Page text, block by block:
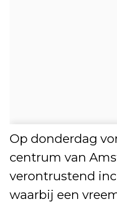
Op donderdag
centrum van
verontrustend
waarbij een